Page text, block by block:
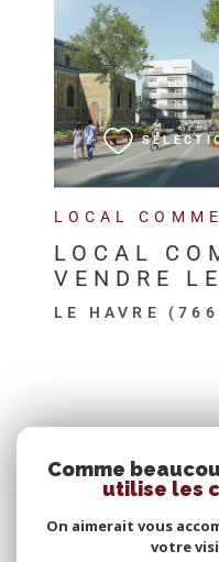
LOCAL
LOCAL
VENDRE
LE HAVRE
Comme
utilise les
On aimerait vous
votre